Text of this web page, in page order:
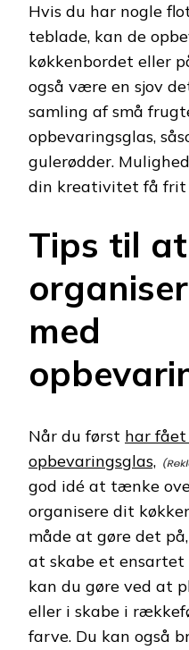
Hvis du har nogle
teblade, kan de
køkkenbordet eller
også være en sjov
samling af små
opbevaringsglas,
gulerødder.
din kreativitet få frit
Tips til at
med
Når du først har
opbevaringsglas,
god idé at tænke
organisere dit
måde at gøre det
at skabe et ensartet
kan du gøre ved at
eller i skabe i
farve. Du kan også